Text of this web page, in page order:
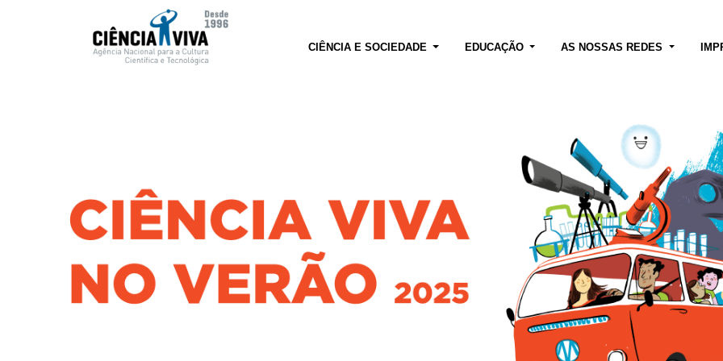
CIÊNCIA E SOCIEDADE EDUCAÇÃO AS NOSSAS REDES